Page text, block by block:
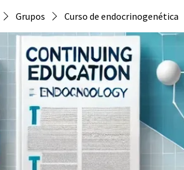
Grupos Curso de endocrinogenética